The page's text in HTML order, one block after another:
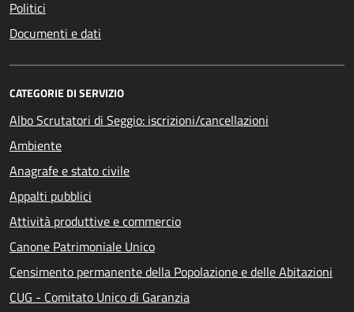
Politici
Documenti e dati
CATEGORIE DI SERVIZIO
Albo Scrutatori di Seggio: iscrizioni/cancellazioni
Ambiente
Anagrafe e stato civile
Appalti pubblici
Attività produttive e commercio
Canone Patrimoniale Unico
Censimento permanente della Popolazione e delle Abitazioni
CUG - Comitato Unico di Garanzia